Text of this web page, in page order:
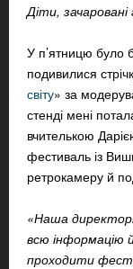
Діти,
У п’ятницю було
подивилися
світу» за
стенді мені
вчителькою
фестиваль із
ретрокамеру й
«Наша
всю інформацію
проходити